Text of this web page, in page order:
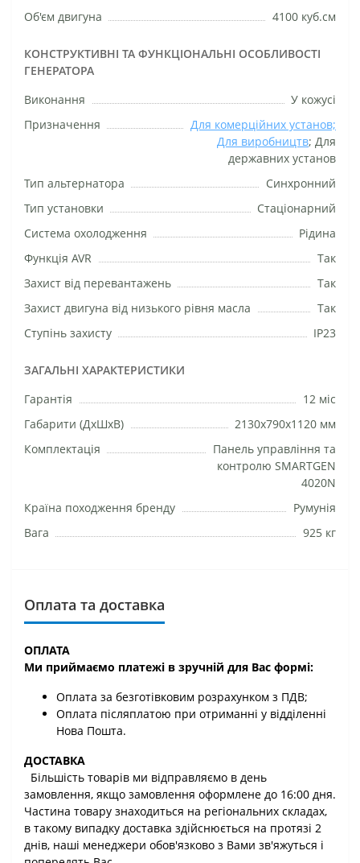
Об'єм двигуна
4100 куб.см
КОНСТРУКТИВНІ ТА ФУНКЦІОНАЛЬНІ ОСОБЛИВОСТІ
ГЕНЕРАТОРА
Виконання
У кожусі
Призначення
Для комерційних установ;
Для виробництв; Для
державних установ
Тип альтернатора
Синхронний
Тип установки
Стаціонарний
Система охолодження
Рідина
Функція AVR
Так
Захист від перевантажень
Так
Захист двигуна від низького рівня масла
Так
Ступінь захисту
IP23
ЗАГАЛЬНІ ХАРАКТЕРИСТИКИ
Гарантія
12 міс
Габарити (ДхШхВ)
2130х790х1120 мм
Комплектація
Панель управління та
контролю SMARTGEN
4020N
Країна походження бренду
Румунія
Вага
925 кг
Оплата та доставка
ОПЛАТА
Ми приймаємо платежі в зручній для Вас формі:
Оплата за безготівковим розрахунком з ПДВ;
Оплата післяплатою при отриманні у відділенні
Нова Пошта.
ДОСТАВКА
Більшість товарів ми відправляємо в день
замовлення, якщо замовлення оформлене до 16:00 дня.
Частина товару знаходиться на регіональних складах,
в такому випадку доставка здійснюється на протязі 2
днів, наші менеджери обов'язково з Вами зв'яжуться і